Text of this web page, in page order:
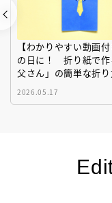
【わかりやすい動画
の日に！ 折り紙で作
父さん」の簡単な折
2026.05.17